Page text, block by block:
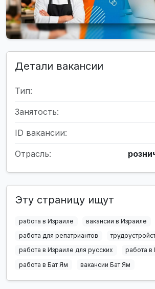
Детали вакансии
Тип:
Занятость:
ID вакансии:
Отрасль:
Эту страницу ищут
работа в Израиле
вакансии в Израиле
работа для репатриантов
работа в Израиле для русских
работа в
работа в Бат Ям
вакансии Бат Ям